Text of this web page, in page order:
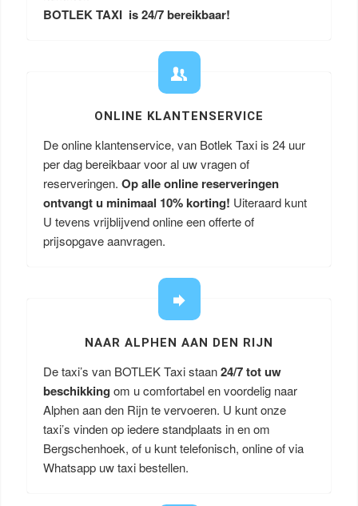
BOTLEK TAXI is 24/7 bereikbaar!
ONLINE KLANTENSERVICE
De online klantenservice, van Botlek Taxi is 24 uur
per dag bereikbaar voor al uw vragen of
reserveringen. Op alle online reserveringen
ontvangt u minimaal 10% korting! Uiteraard kunt
U tevens vrijblijvend online een offerte of
prijsopgave aanvragen.
NAAR ALPHEN AAN DEN RIJN
De taxi’s van BOTLEK Taxi staan24/7 tot uw
beschikking om u comfortabel en voordelig naar
Alphen aan den Rijn te vervoeren. U kunt onze
taxi’s vinden op iedere standplaats in en om
Bergschenhoek, of u kunt telefonisch, online of via
Whatsapp uw taxi bestellen.